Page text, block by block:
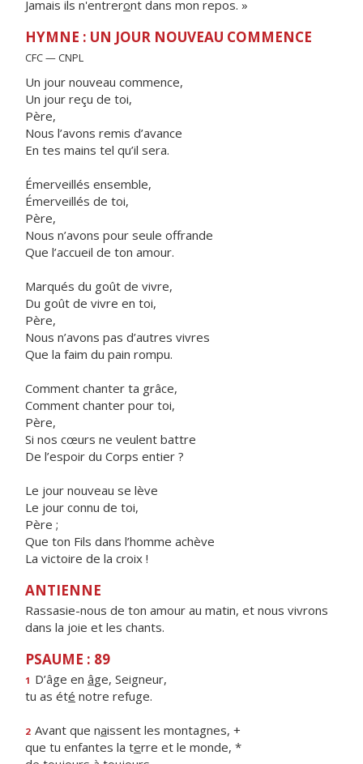
Jamais ils n'entreront dans mon repos. »
HYMNE : UN JOUR NOUVEAU COMMENCE
CFC — CNPL
Un jour nouveau commence,
Un jour reçu de toi,
Père,
Nous l’avons remis d’avance
En tes mains tel qu’il sera.
Émerveillés ensemble,
Émerveillés de toi,
Père,
Nous n’avons pour seule offrande
Que l’accueil de ton amour.
Marqués du goût de vivre,
Du goût de vivre en toi,
Père,
Nous n’avons pas d’autres vivres
Que la faim du pain rompu.
Comment chanter ta grâce,
Comment chanter pour toi,
Père,
Si nos cœurs ne veulent battre
De l’espoir du Corps entier ?
Le jour nouveau se lève
Le jour connu de toi,
Père ;
Que ton Fils dans l’homme achève
La victoire de la croix !
ANTIENNE
Rassasie-nous de ton amour au matin, et nous vivrons
dans la joie et les chants.
PSAUME : 89
1 D’âge en âge, Seigneur,
tu as été notre refuge.
2 Avant que naissent les montagnes, +
que tu enfantes la terre et le monde, *